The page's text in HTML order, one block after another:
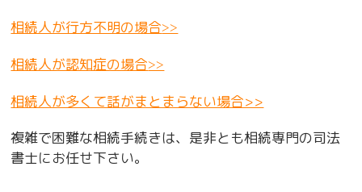
相続人が行方不明の場合>>
相続人が認知症の場合>>
相続人が多くて話がまとまらない場合>>
複雑で困難な相続手続きは、是非とも相続専門の司法
書士にお任せ下さい。